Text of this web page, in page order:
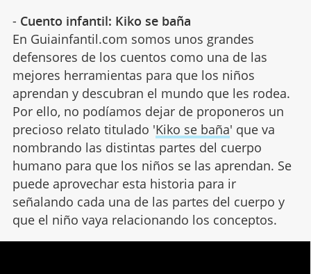
- Cuento infantil: Kiko se baña
En Guiainfantil.com somos unos grandes
defensores de los cuentos como una de las
mejores herramientas para que los niños
aprendan y descubran el mundo que les rodea.
Por ello, no podíamos dejar de proponeros un
precioso relato titulado 'Kiko se baña' que va
nombrando las distintas partes del cuerpo
humano para que los niños se las aprendan. Se
puede aprovechar esta historia para ir
señalando cada una de las partes del cuerpo y
que el niño vaya relacionando los conceptos.